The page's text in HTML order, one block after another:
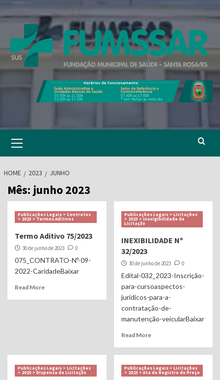
to
Menu
HOME 2023 JUNHO
Mês: junho 2023
Publicações Legais > Contratos
> 2023 > Termos Aditivos
Termo Aditivo 75/2023
30 de junho de 2023 0
075_CONTRATO-Nº-09-
2022-CaridadeBaixar
Read More
Publicações Legais > Licitações
> 2023 > Inexigibilidade de
Licitação
INEXIBILIDADE Nº
32/2023
30 de junho de 2023 0
Edital-032_2023-Inscrição-
para-cursoaspectos-
jurídicos-para-a-
contratação-de-
manutenção-veicularBaixar
Read More
Publicações Legais > Licitações
> 2023 > Dispensa de Licitação
Publicações Legais > Licitações
> 2023 > Ata de Registro de Preço